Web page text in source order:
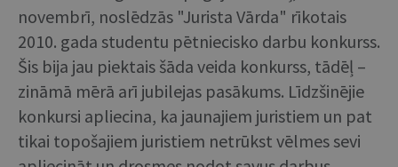
novembrī, noslēdzās "Jurista Vārda" rīkotais
2010. gada studentu pētniecisko darbu konkurss.
Šis bija jau piektais šāda veida konkurss, tādēļ –
zināmā mērā arī jubilejas pasākums. Līdzšinējie
konkursi apliecina, ka jaunajiem juristiem un pat
tikai topošajiem juristiem netrūkst vēlmes sevi